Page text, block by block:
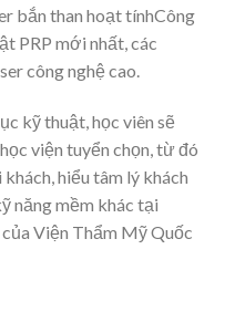
bắn than hoạt tínhCông
PRP mới nhất, các
công nghệ cao.
kỹ thuật, học viên sẽ
viện tuyển chọn, từ đó
hiểu tâm lý khách
năng mềm khác tại
Viện Thẩm Mỹ Quốc